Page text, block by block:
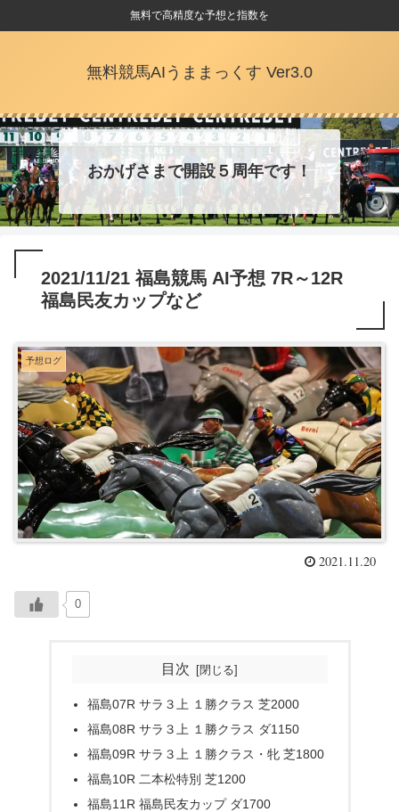
無料で高精度な予想と指数を
無料競馬AIうままっくす Ver3.0
おかげさまで開設５周年です！
2021/11/21 福島競馬 AI予想 7R～12R
福島民友カップなど
予想ログ
2021.11.20
0
目次
福島07R サラ３上 １勝クラス 芝2000
福島08R サラ３上 １勝クラス ダ1150
福島09R サラ３上 １勝クラス・牝 芝1800
福島10R 二本松特別 芝1200
福島11R 福島民友カップ ダ1700